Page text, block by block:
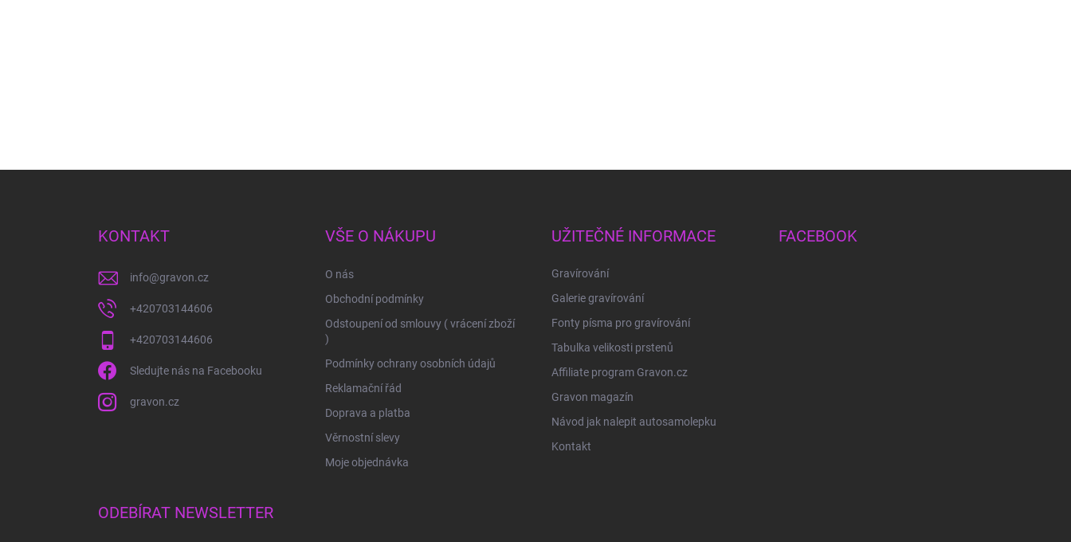
KONTAKT
info@gravon.cz
+420703144606
+420703144606
Sledujte nás na Facebooku
gravon.cz
VŠE O NÁKUPU
O nás
Obchodní podmínky
Odstoupení od smlouvy ( vrácení zboží
)
Podmínky ochrany osobních údajů
Reklamační řád
Doprava a platba
Věrnostní slevy
Moje objednávka
UŽITEČNÉ INFORMACE
Gravírování
Galerie gravírování
Fonty písma pro gravírování
Tabulka velikosti prstenů
Affiliate program Gravon.cz
Gravon magazín
Návod jak nalepit autosamolepku
Kontakt
FACEBOOK
ODEBÍRAT NEWSLETTER